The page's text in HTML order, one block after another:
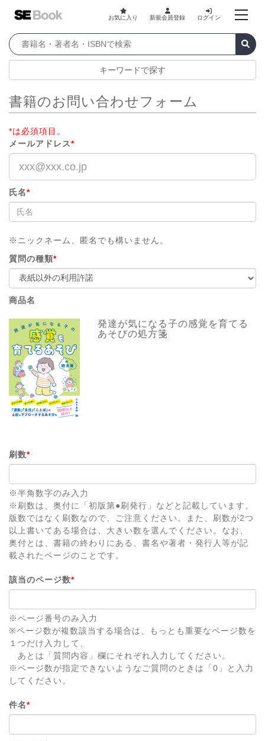
お気に入り 新規会員登録 ログイン
キーワードで探す
書籍のお問い合わせフォーム
*は必須項目。
メールアドレス*
氏名*
※ニックネーム、匿名でも構いません。
質問の種類*
商品名
発達が気になる子の感覚を育てる
あそびの処方箋
刷数*
※半角数字のみ入力
※刷数は、奥付に「初版第●刷発行」などと記載しています。
版数ではなく刷数なので、ご注意ください。また、刷数が2つ
以上書いてある場合は、大きい数を選んでください。なお、
奥付とは、書籍の終わりにある、書名や著者・発行人等が記
載されたページのことです。
該当のページ数*
※ページ番号のみ入力
※ページ数が複数該当する場合は、もっとも重要なページ数を
１つだけ入力して、
あとは「質問内容」欄にそれぞれ入力してください。
※ページ数が指定できないようなご質問のときは「0」と入力
してください。
件名*